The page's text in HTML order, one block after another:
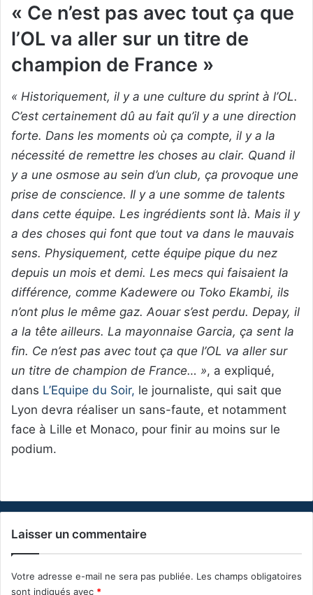
« Ce n’est pas avec tout ça que
l’OL va aller sur un titre de
champion de France »
« Historiquement, il y a une culture du sprint à l’OL.
C’est certainement dû au fait qu’il y a une direction
forte. Dans les moments où ça compte, il y a la
nécessité de remettre les choses au clair. Quand il
y a une osmose au sein d’un club, ça provoque une
prise de conscience. Il y a une somme de talents
dans cette équipe. Les ingrédients sont là. Mais il y
a des choses qui font que tout va dans le mauvais
sens. Physiquement, cette équipe pique du nez
depuis un mois et demi. Les mecs qui faisaient la
différence, comme Kadewere ou Toko Ekambi, ils
n’ont plus le même gaz. Aouar s’est perdu. Depay, il
a la tête ailleurs. La mayonnaise Garcia, ça sent la
fin. Ce n’est pas avec tout ça que l’OL va aller sur
un titre de champion de France… », a expliqué,
dans L’Equipe du Soir, le journaliste, qui sait que
Lyon devra réaliser un sans-faute, et notamment
face à Lille et Monaco, pour finir au moins sur le
podium.
Laisser un commentaire
Votre adresse e-mail ne sera pas publiée. Les champs obligatoires
sont indiqués avec *